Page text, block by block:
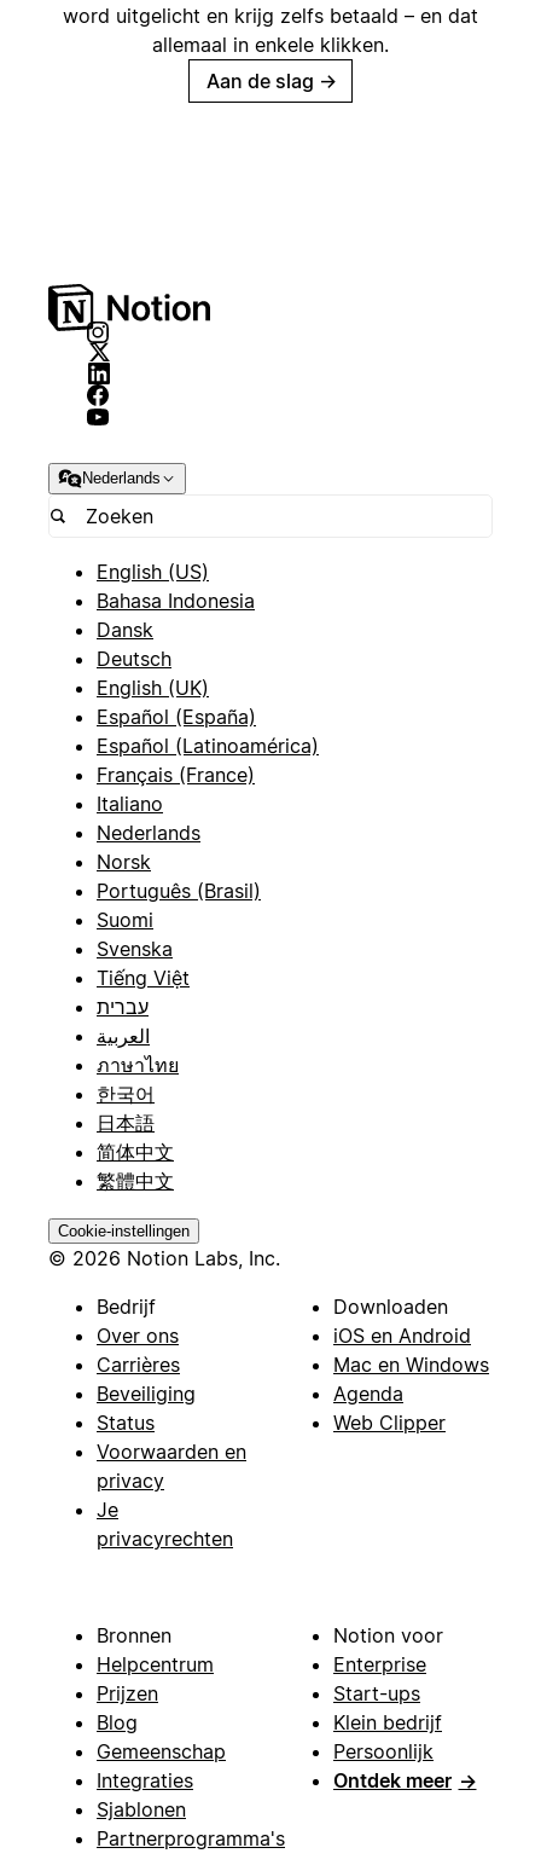
word uitgelicht en krijg zelfs betaald – en dat
allemaal in enkele klikken.
Aan de slag →
Nederlands
English (US)
Bahasa Indonesia
Dansk
Deutsch
English (UK)
Español (España)
Español (Latinoamérica)
Français (France)
Italiano
Nederlands
Norsk
Português (Brasil)
Suomi
Svenska
Tiếng Việt
עברית
العربية
ภาษาไทย
한국어
日本語
简体中文
繁體中文
Cookie-instellingen
© 2026 Notion Labs, Inc.
Bedrijf
Over ons
Carrières
Beveiliging
Status
Voorwaarden en
privacy
Je
privacyrechten
Downloaden
iOS en Android
Mac en Windows
Agenda
Web Clipper
Bronnen
Helpcentrum
Prijzen
Blog
Gemeenschap
Integraties
Sjablonen
Partnerprogramma's
Notion voor
Enterprise
Start-ups
Klein bedrijf
Persoonlijk
Ontdek meer →